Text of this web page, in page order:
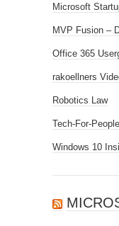
Microsoft
MVP Fusion –
Office 365
rakoellners
Robotics Law
Tech-For-
Windows 10